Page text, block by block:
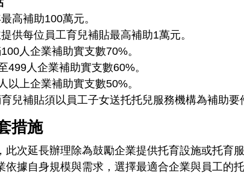
高補助100萬元。
供每位員工育兒補貼最高補助1萬元。
人企業補助實支數70%。
499人企業補助實支數60%。
以上企業補助實支數50%。
兒補貼須以員工子女送托托兒服務機構為補助要
措施
此次延長辦理除為鼓勵企業提供托育設施或托育
依據自身規模與需求，選擇最適合企業與員工的